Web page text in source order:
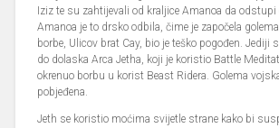
Iziz te su zahtijevali od kraljice Amanoa da
Amanoa je to drsko odbila, čime je započela
borbe, Ulicov brat Cay, bio je teško pogođen. Jediji
do dolaska Arca Jetha, koji je koristio Battle
okrenuo borbu u korist Beast Ridera. Golema
pobjeđena.
Jeth se koristio moćima svijetle strane kako bi